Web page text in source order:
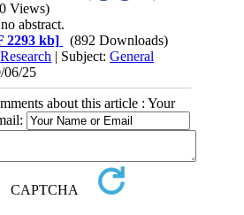
Views)
abstract.
2293 kb]
(892 Downloads)
Research | Subject:General
06/25
about this article : Your